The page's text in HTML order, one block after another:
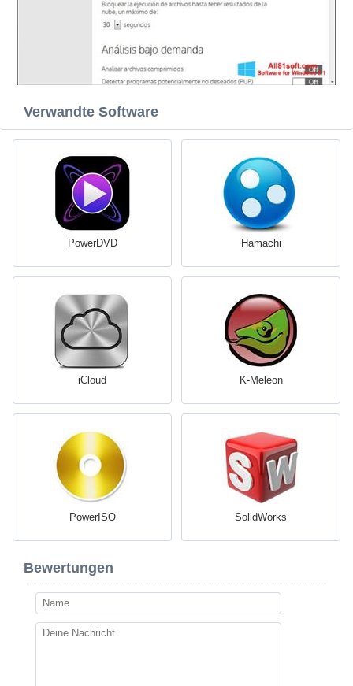
Verwandte Software
PowerDVD Hamachi
iCloud K-Meleon
PowerISO SolidWorks
Bewertungen